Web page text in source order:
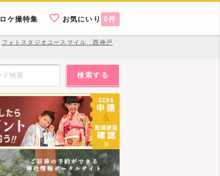
ロケ撮特集 お気にいり 0件
フォトスタジオユースマイル 西神戸
検索する